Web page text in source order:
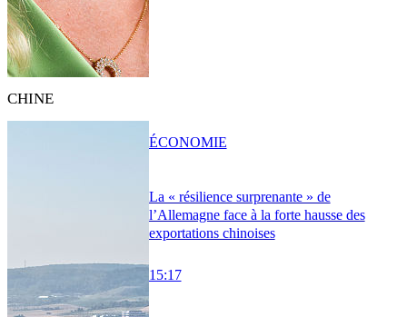
CHINE
La « résilience surprenante » de
l’Allemagne face à la forte hausse des
exportations chinoises
15:17
ÉCONOMIE